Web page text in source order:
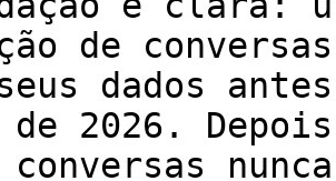
de
dados
2026.
conversas